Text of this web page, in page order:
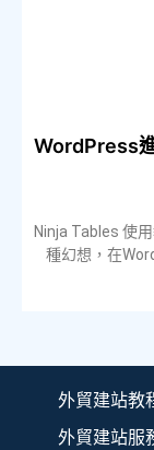
WordPress
Ninja Tables 使
種幻想，在
外貿建站教
外貿建站服